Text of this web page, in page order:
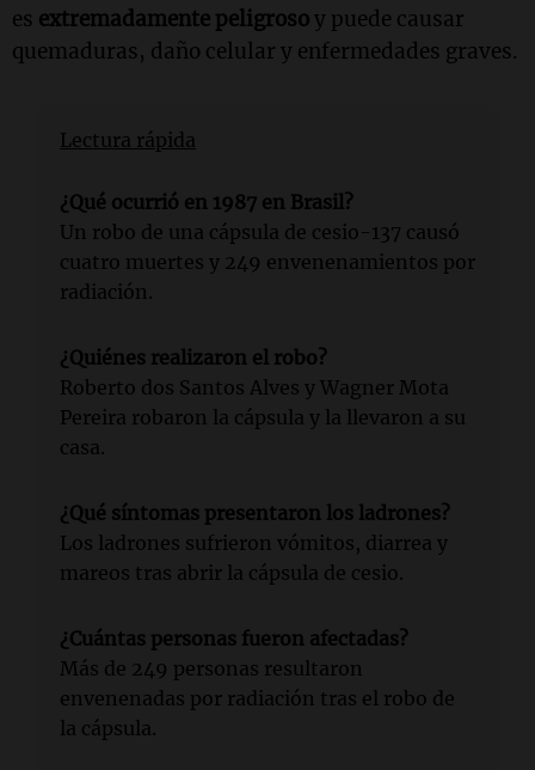
es extremadamente peligrosoy puede causar
quemaduras, daño celular y enfermedades graves.
Lectura rápida
¿Qué ocurrió en 1987 en Brasil?
Un robo de una cápsula de cesio-137 causó
cuatro muertes y 249 envenenamientos por
radiación.
¿Quiénes realizaron el robo?
Roberto dos Santos Alves y Wagner Mota
Pereira robaron la cápsula y la llevaron a su
casa.
¿Qué síntomas presentaron los ladrones?
Los ladrones sufrieron vómitos, diarrea y
mareos tras abrir la cápsula de cesio.
¿Cuántas personas fueron afectadas?
Más de 249 personas resultaron
envenenadas por radiación tras el robo de
la cápsula.